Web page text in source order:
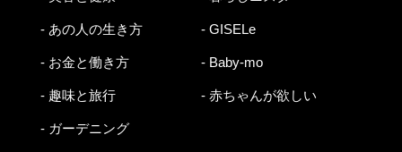
- あの人の生き方
- お金と働き方
- 趣味と旅行
- ガーデニング
- GISELe
- Baby-mo
- 赤ちゃんが欲しい